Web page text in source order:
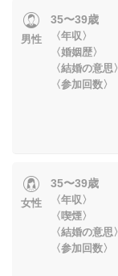
男性
35〜39歳
〈年収〉
〈婚姻歴〉
〈結婚の意
〈参加回数
※1回限
女性
35〜39歳
〈年収〉
〈喫煙〉
〈結婚の意
〈参加回数
※1回限